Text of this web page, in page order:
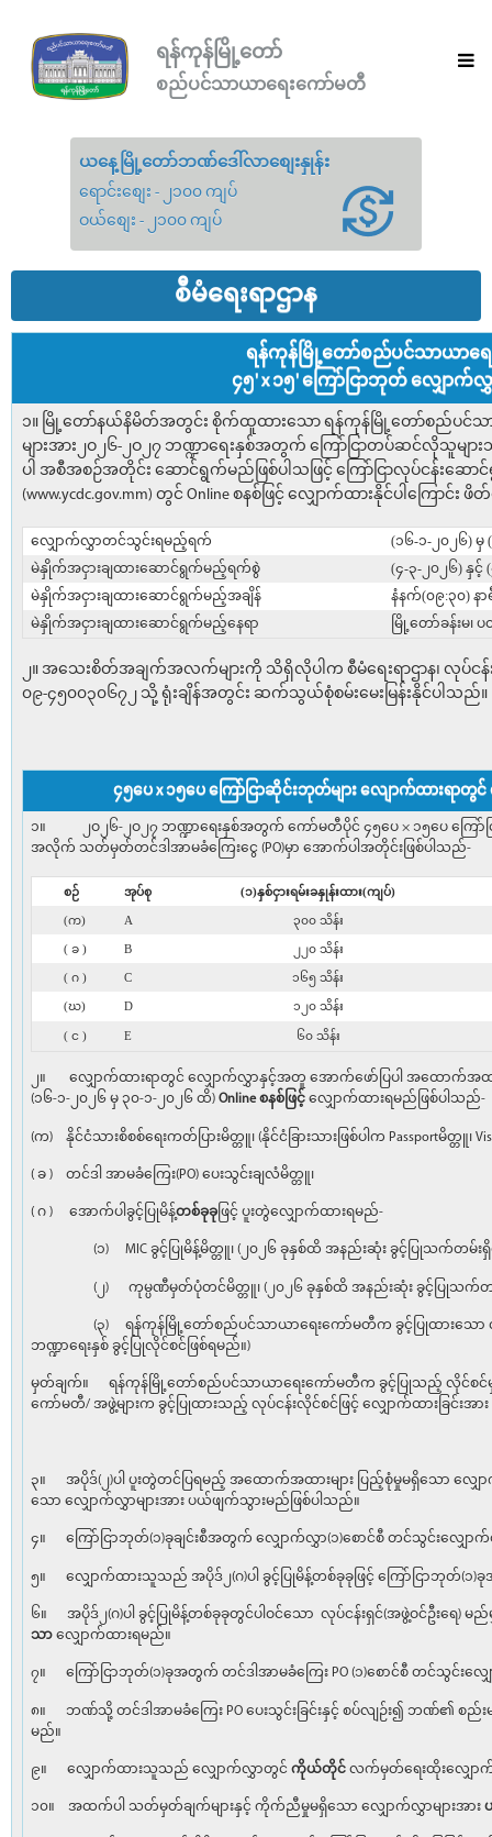
ရန်ကုန်မြို့တော်
စည်ပင်သာယာရေးကော်မတီ
ယနေ့မြို့တော်ဘဏ်ဒေါ်လာစျေးနှုန်း
ရောင်းစျေး - ၂၁၀၀ ကျပ်
ဝယ်စျေး - ၂၁၀၀ ကျပ်
စီမံရေးရာဌာန
ရန်ကုန်မြို့တော်စည်ပင်သာယာရ
၄၅' x ၁၅' ကြော်ငြာဘုတ် လျှောက်လွှ
၁။ မြို့တော်နယ်နိမိတ်အတွင်း စိုက်ထူထားသော ရန်ကုန်မြို့တော်စည်ပင်သာ
များအား၂ဝ၂၆-၂ဝ၂၇ ဘဏ္ဍာရေးနှစ်အတွက် ကြော်ငြာတပ်ဆင်လိုသူများ
ပါ အစီအစဉ်အတိုင်း ဆောင်ရွက်မည်ဖြစ်ပါသဖြင့် ကြော်ငြာလုပ်ငန်းဆေ
(www.ycdc.gov.mm) တွင် Online စနစ်ဖြင့် လျှောက်ထားနိုင်ပါကြောင်း
လျှောက်လွှာတင်သွင်းရမည့်ရက်
(၁၆-၁-၂၀၂၆) မှ
မဲနှိုက်အငှားချထားဆောင်ရွက်မည့်ရက်စွဲ
(၄-၃-၂၀၂၆) နှင့်
မဲနှိုက်အငှားချထားဆောင်ရွက်မည့်အချိန်
နံနက်(၀၉:၃၀) နာ
မဲနှိုက်အငှားချထားဆောင်ရွက်မည့်နေရာ
မြို့တော်ခန်းမ၊
၂။ အသေးစိတ်အချက်အလက်များကို သိရှိလိုပါက စီမံရေးရာဌာန၊ လုပ်ငန်းရ
၀၉-၄၅၀၀၃၀၆၇၂ သို့ ရုံးချိန်အတွင်း ဆက်သွယ်စုံစမ်းမေးမြန်းနိုင်ပါသည်။
၄၅ပေ x ၁၅ပေ ကြော်ငြာဆိုင်းဘုတ်များ လျောက်ထားရာတွ
၁။ ၂ဝ၂၆-၂ဝ၂၇ ဘဏ္ဍာရေးနှစ်အတွက် ကော်မတီပိုင် ၄၅ပေ × ၁၅ပေ ကြော်ငြ
အလိုက် သတ်မှတ်တင်ဒါအာမခံကြေးငွေ (PO)မှာ အောက်ပါအတိုင်းဖြစ်ပါသည်-
စဉ် အုပ်စု (၁)နှစ်ငှားရမ်းခနှုန်းထား(ကျပ်)
(က) A ၃၀၀ သိန်း
( ခ ) B ၂၂၀ သိန်း
( ဂ ) C ၁၆၅ သိန်း
(ဃ) D ၁၂၀ သိန်း
( င ) E ၆၀ သိန်း
၂။ လျှောက်ထားရာတွင် လျှောက်လွှာနှင့်အတူ အောက်ဖော်ပြပါ အထောက်အထားမ
(၁၆-၁-၂၀၂၆ မှ ၃၀-၁-၂၀၂၆ ထိ)Online စနစ်ဖြင့် လျှောက်ထားရမည်ဖြစ်ပါသည်-
(က) နိုင်ငံသားစိစစ်ရေးကတ်ပြားမိတ္တူ၊ (နိုင်ငံခြားသားဖြစ်ပါက Passportမိတ္
( ခ ) တင်ဒါ အာမခံကြေး(PO) ပေးသွင်းချလံမိတ္တူ၊
( ဂ ) အောက်ပါခွင့်ပြုမိန့်တစ်ခုခု ဖြင့် ပူးတွဲလျှောက်ထားရမည်-
(၁) MIC ခွင့်ပြုမိန့်မိတ္တူ၊ (၂၀၂၆ ခုနှစ်ထိ အနည်းဆုံး ခွင့်ပြုသက်တမ်းရှိ
(၂) ကုမ္ပဏီမှတ်ပုံတင်မိတ္တူ၊ (၂၀၂၆ ခုနှစ်ထိ အနည်းဆုံး ခွင့်ပြုသက်တမ်း
(၃) ရန်ကုန်မြို့တော်စည်ပင်သာယာရေးကော်မတီက ခွင့်ပြုထားသော လုပ်င
ဘဏ္ဍာရေးနှစ် ခွင့်ပြုလိုင်စင်ဖြစ်ရမည်။)
မှတ်ချက်။ ရန်ကုန်မြို့တော်စည်ပင်သာယာရေးကော်မတီက ခွင့်ပြုသည့် လိုင်စင်
ကော်မတီ/ အဖွဲ့များက ခွင့်ပြုထားသည့် လုပ်ငန်းလိုင်စင်ဖြင့် လျှောက်ထား
၃။ အပိုဒ်(၂)ပါ ပူးတွဲတင်ပြရမည့် အထောက်အထားများ ပြည့်စုံမှုမရှိသော လျှော
သော လျှောက်လွှာများအား ပယ်ဖျက်သွားမည်ဖြစ်ပါသည်။
၄။ ကြော်ငြာဘုတ်(၁)ခုချင်းစီအတွက် လျှောက်လွှာ(၁)စောင်စီ တင်သွင်းလျှောက်
၅။ လျှောက်ထားသူသည် အပိုဒ်၂(ဂ)ပါ ခွင့်ပြုမိန့်တစ်ခုခုဖြင့် ကြော်ငြာဘုတ်(၁
၆။ အပိုဒ်၂(ဂ)ပါ ခွင့်ပြုမိန့်တစ်ခုခုတွင်ပါဝင်သော လုပ်ငန်းရှင်(အဖွဲ့ဝင်ဦးရေ)
သာ လျှောက်ထားရမည်။
၇။ ကြော်ငြာဘုတ်(၁)ခုအတွက် တင်ဒါအာမခံကြေး PO (၁)စောင်စီ တင်သွင်းလျှ
၈။ ဘဏ်သို့ တင်ဒါအာမခံကြေး PO ပေးသွင်းခြင်းနှင့် စပ်လျဉ်း၍ ဘဏ်၏ စည်း
မည်။
၉။ လျှောက်ထားသူသည် လျှောက်လွှာတွင်ကိုယ်တိုင် လက်မှတ်ရေးထိုးလျှော
၁၀။ အထက်ပါ သတ်မှတ်ချက်များနှင့် ကိုက်ညီမှုမရှိသော လျှောက်လွှာများအား